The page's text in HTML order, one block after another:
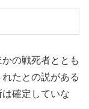
の戦死者ととも
たとの説がある
確定していな